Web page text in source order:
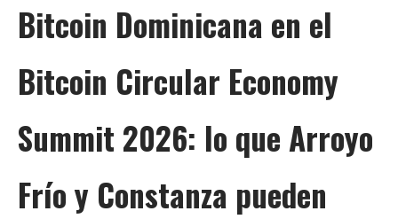
Bitcoin Dominicana en el
Bitcoin Circular Economy
Summit 2026: lo que Arroyo
Frío y Constanza pueden